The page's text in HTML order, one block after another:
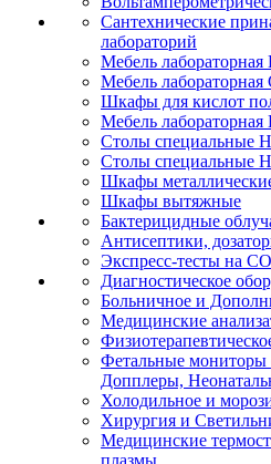
Сантехнические
лабораторий
Мебель
Мебель
Шкафы для кислот
Мебель
Столы специальные
Столы
Шкафы
Шкафы вытяжные
Бактерицидные
Антисептики,
Экспресс-тесты на
Диагностическое
Больничное и
Медицинские
Фетальные мониторы
Допплеры,
Холодильное и
Хирургия и
Медицинские
плазмы